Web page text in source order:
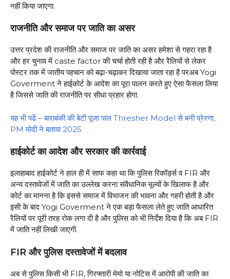
नहीं किया जाएगा.
राजनीति और समाज पर जाति का असर
उत्तर प्रदेश की राजनीति और समाज पर जाति का असर हमेशा से गहरा रहा है
और हर चुनाव में caste factor की चर्चा होती रही है और रैलियों से लेकर
पोस्टर तक में जातीय पहचान को बढ़ा-चढ़ाकर दिखाया जाता रहा है परअब Yogi
Goverment ने हाईकोर्ट के आदेश का पूरा पालन करते हुए ऐसा फैसला लिया
है जिससे जाति की राजनीति पर सीधा प्रहार होगा.
यह भी पढें – बाराबंकी की बेटी पूजा पाल Thresher Model से बनी प्रेरणा,
PM मोदी ने बताया 2025
हाईकोर्ट का आदेश और सरकार की कार्रवाई
इलाहाबाद हाईकोर्ट ने हाल ही में साफ कहा था कि पुलिस रिकॉर्ड्स व FIR और
अन्य दस्तावेजों में जाति का उल्लेख करना संवैधानिक मूल्यों के खिलाफ है और
कोर्ट का मानना है कि इससे समाज में विभाजन की भावना और गहरी होती है और
इसी के बाद Yogi Goverment ने एक बड़ा फैसला लेते हुए जाति आधारित
रैलियों पर पूरी तरह रोक लगा दी है और पुलिस को भी निर्देश दिया है कि अब FIR
में जाति नहीं लिखी जाएगी.
FIR और पुलिस दस्तावेजों में बदलाव
अब से पुलिस किसी भी FIR, गिरफ्तारी मेमो या नोटिस में आरोपी की जाति का